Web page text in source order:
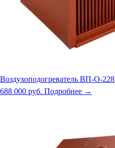
Воздухоподогреватель ВП-О-228
688 000 руб. Подробнее →